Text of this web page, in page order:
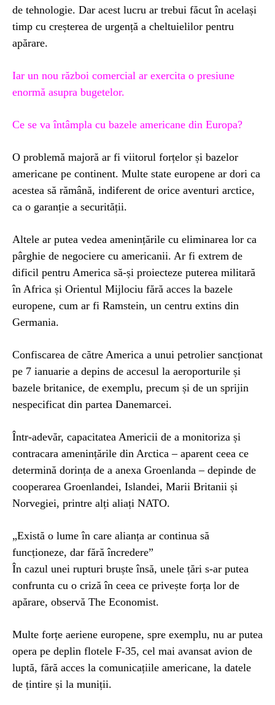
de tehnologie. Dar acest lucru ar trebui făcut în același
timp cu creșterea de urgență a cheltuielilor pentru
apărare.
Iar un nou război comercial ar exercita o presiune
enormă asupra bugetelor.
Ce se va întâmpla cu bazele americane din Europa?
O problemă majoră ar fi viitorul forțelor și bazelor
americane pe continent. Multe state europene ar dori ca
acestea să rămână, indiferent de orice aventuri arctice,
ca o garanție a securității.
Altele ar putea vedea amenințările cu eliminarea lor ca
pârghie de negociere cu americanii. Ar fi extrem de
dificil pentru America să-și proiecteze puterea militară
în Africa și Orientul Mijlociu fără acces la bazele
europene, cum ar fi Ramstein, un centru extins din
Germania.
Confiscarea de către America a unui petrolier sancționat
pe 7 ianuarie a depins de accesul la aeroporturile și
bazele britanice, de exemplu, precum și de un sprijin
nespecificat din partea Danemarcei.
Într-adevăr, capacitatea Americii de a monitoriza și
contracara amenințările din Arctica – aparent ceea ce
determină dorința de a anexa Groenlanda – depinde de
cooperarea Groenlandei, Islandei, Marii Britanii și
Norvegiei, printre alți aliați NATO.
„Există o lume în care alianța ar continua să
funcționeze, dar fără încredere”
În cazul unei rupturi bruște însă, unele țări s-ar putea
confrunta cu o criză în ceea ce privește forța lor de
apărare, observă The Economist.
Multe forțe aeriene europene, spre exemplu, nu ar putea
opera pe deplin flotele F-35, cel mai avansat avion de
luptă, fără acces la comunicațiile americane, la datele
de țintire și la muniții.